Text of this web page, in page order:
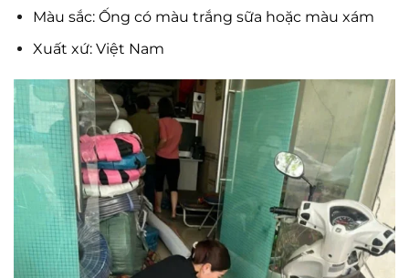
Màu sắc: Ống có màu trắng sữa hoặc màu xám
Xuất xứ: Việt Nam